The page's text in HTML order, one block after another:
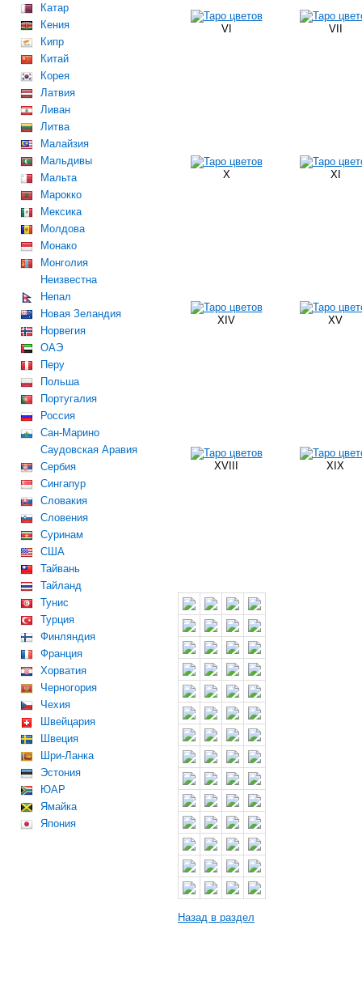
Катар
Кения
Кипр
Китай
Корея
Латвия
Ливан
Литва
Малайзия
Мальдивы
Мальта
Марокко
Мексика
Молдова
Монако
Монголия
Неизвестна
Непал
Новая Зеландия
Норвегия
ОАЭ
Перу
Польша
Португалия
Россия
Сан-Марино
Саудовская Аравия
Сербия
Сингапур
Словакия
Словения
Суринам
США
Тайвань
Тайланд
Тунис
Турция
Финляндия
Франция
Хорватия
Черногория
Чехия
Швейцария
Швеция
Шри-Ланка
Эстония
ЮАР
Ямайка
Япония
VI VII
X XI
XIV XV
XVIII XIX
Назад в раздел